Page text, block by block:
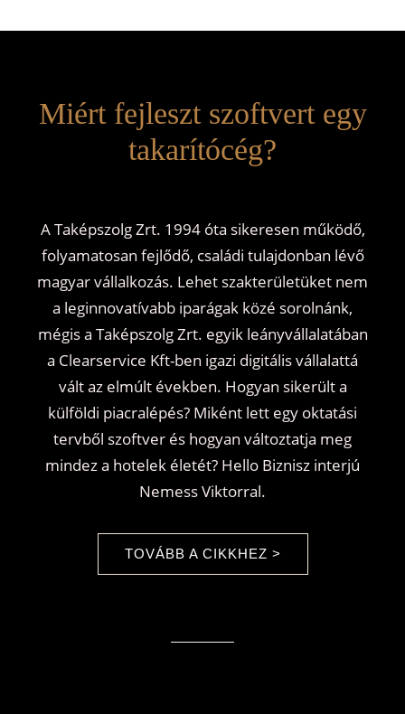
Miért fejleszt szoftvert egy
takarítócég?
A Taképszolg Zrt. 1994 óta sikeresen működő,
folyamatosan fejlődő, családi tulajdonban lévő
magyar vállalkozás. Lehet szakterületüket nem
a leginnovatívabb iparágak közé sorolnánk,
mégis a Taképszolg Zrt. egyik leányvállalatában
a Clearservice Kft-ben igazi digitális vállalattá
vált az elmúlt években. Hogyan sikerült a
külföldi piacralépés? Miként lett egy oktatási
tervből szoftver és hogyan változtatja meg
mindez a hotelek életét? Hello Biznisz interjú
Nemess Viktorral.
TOVÁBB A CIKKHEZ >